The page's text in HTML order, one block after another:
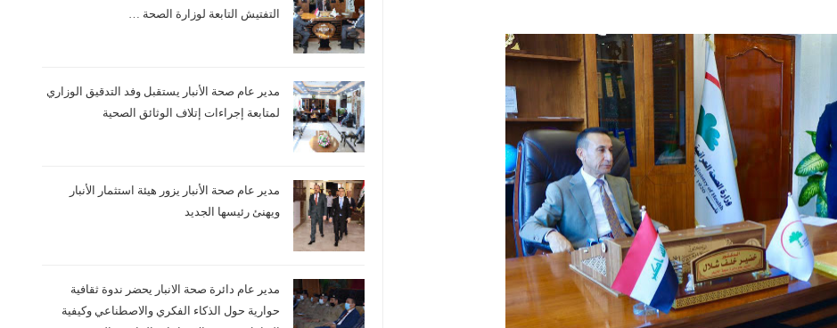
التفتيش التابعة لوزارة الصحة …
مدير عام صحة الأنبار يستقبل وفد التدقيق الوزاري
لمتابعة إجراءات إتلاف الوثائق الصحية
مدير عام صحة الأنبار يزور هيئة استثمار الأنبار
ويهنئ رئيسها الجديد
مدير عام دائرة صحة الانبار يحضر ندوة ثقافية
حوارية حول الذكاء الفكري والاصطناعي وكيفية